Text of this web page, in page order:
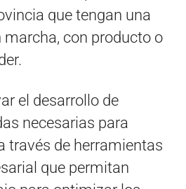
que tengan una
marcha, con producto o
el desarrollo de
necesarias para
través de herramientas
que permitan